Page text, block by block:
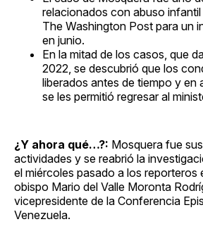
relacionados con abuso
The Washington Post para un
en junio.
En la mitad de los casos, que
2022, se descubrió que los
liberados antes de tiempo y en
se les permitió regresar al
¿Y ahora qué…?: Mosquera fue
actividades y se reabrió la
el miércoles pasado a los reporteros
obispo Mario del Valle Moronta
vicepresidente de la Conferencia
Venezuela.